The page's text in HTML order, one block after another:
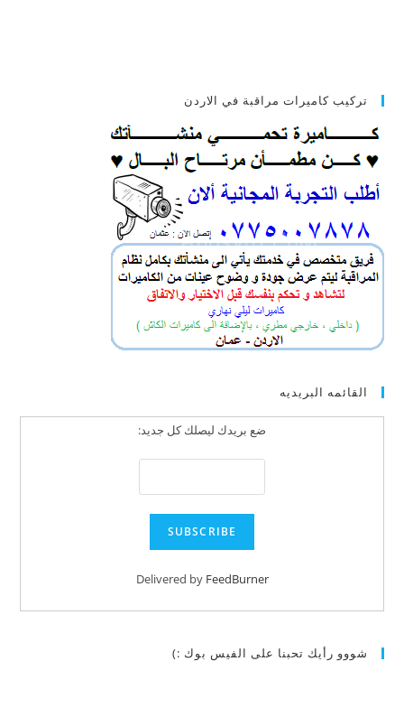
تركيب كاميرات مراقبة في الاردن
القائمه البريديه
ضع بريدك ليصلك كل جديد:
Delivered by FeedBurner
شووو رأيك تحبنا على الفيس بوك :)